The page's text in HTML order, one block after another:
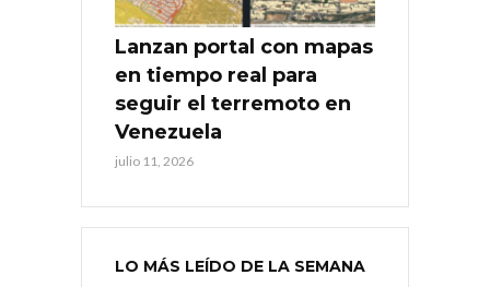
Lanzan portal con mapas
en tiempo real para
seguir el terremoto en
Venezuela
julio 11, 2026
LO MÁS LEÍDO DE LA SEMANA